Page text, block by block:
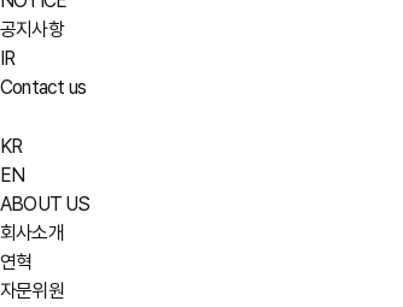
공지사항
IR
Contact us
KR
EN
ABOUT US
회사소개
연혁
자문위원